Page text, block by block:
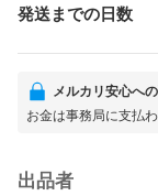
発送までの日数
メルカリ安心へ
お金は事務局に支払
出品者